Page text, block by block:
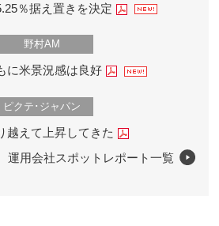
％据え置きを決定
野村AM
に米景況感は良好
ピクテ･ジャパン
越えて上昇してきた
運用会社スポットレポート一覧